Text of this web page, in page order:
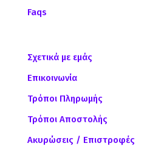
Faqs
Σχετικά με εμάς
Επικοινωνία
Τρόποι Πληρωμής
Τρόποι Αποστολής
Ακυρώσεις / Επιστροφές